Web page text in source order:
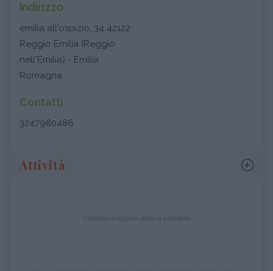
Indirizzo
emilia all'ospizio, 34 42122
Reggio Emilia (Reggio
nell'Emilia) - Emilia
Romagna
Contatti
3247980486
Attività